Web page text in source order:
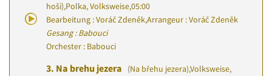
hoši),Polka, Volksweise,05:00
Bearbeitung : Voráč Zdeněk,Arrangeur : Voráč Zdeněk
Gesang : Babouci
Orchester : Babouci
3. Na brehu jezera (Na břehu jezera),Volksweise,